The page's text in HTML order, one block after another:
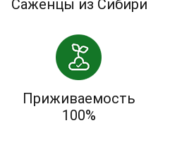
Саженцы из Сибири
Приживаемость
100%